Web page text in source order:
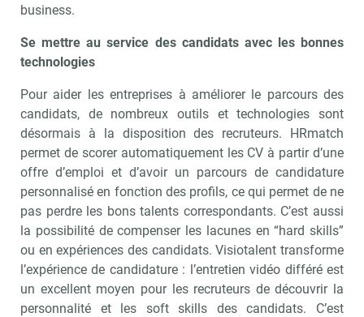
business.
Se mettre au service des candidats avec les bonnes
technologies
Pour aider les entreprises à améliorer le parcours des
candidats, de nombreux outils et technologies sont
désormais à la disposition des recruteurs. HRmatch
permet de scorer automatiquement les CV à partir d’une
offre d’emploi et d’avoir un parcours de candidature
personnalisé en fonction des profils, ce qui permet de ne
pas perdre les bons talents correspondants. C’est aussi
la possibilité de compenser les lacunes en “hard skills”
ou en expériences des candidats. Visiotalent transforme
l’expérience de candidature : l’entretien vidéo différé est
un excellent moyen pour les recruteurs de découvrir la
personnalité et les soft skills des candidats. C’est